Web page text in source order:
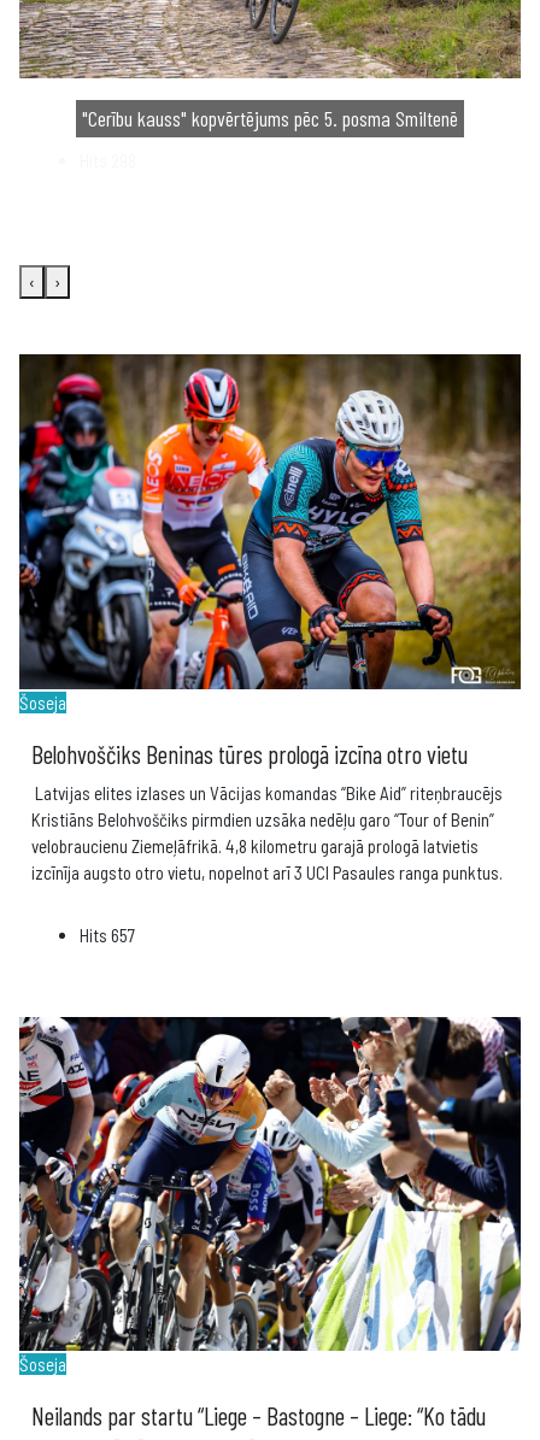
"Cerību kauss" kopvērtējums pēc 5. posma Smiltenē
‹ ›
Šoseja
Belohvoščiks Beninas tūres prologā izcīna otro vietu
Latvijas elites izlases un Vācijas komandas “Bike Aid” riteņbraucējs
Kristiāns Belohvoščiks pirmdien uzsāka nedēļu garo “Tour of Benin”
velobraucienu Ziemeļāfrikā. 4,8 kilometru garajā prologā latvietis
izcīnīja augsto otro vietu, nopelnot arī 3 UCI Pasaules ranga punktus.
Hits 657
Šoseja
Neilands par startu “Liege – Bastogne – Liege: “Ko tādu